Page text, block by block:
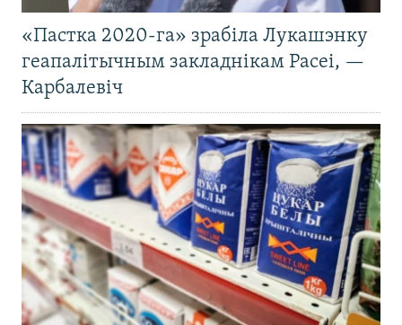
«Пастка 2020-га» зрабіла Лукашэнку
геапалітычным закладнікам Расеі, —
Карбалевіч